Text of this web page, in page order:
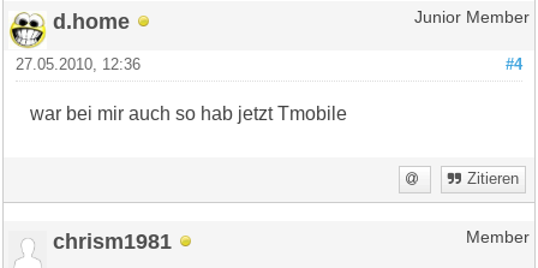
d.home Junior Member
#4
27.05.2010, 12:36
war bei mir auch so hab jetzt Tmobile
Zitieren
chrism1981 Member